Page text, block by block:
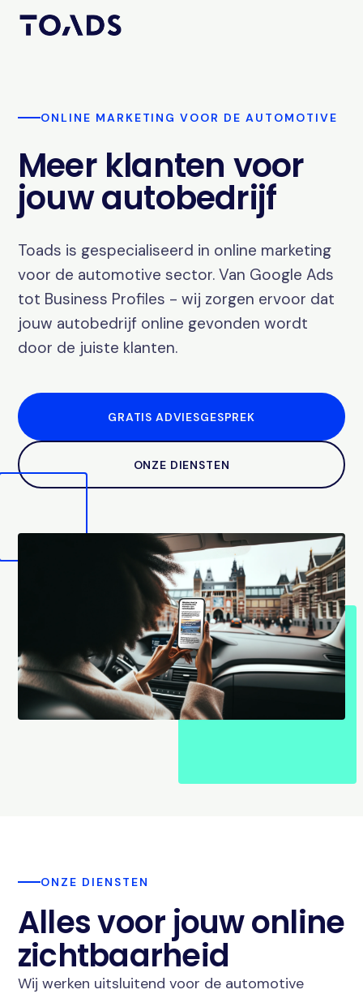
ONLINE MARKETING VOOR DE AUTOMOTIVE
Meer klanten voor
jouw autobedrijf
Toads is gespecialiseerd in online marketing
voor de automotive sector. Van Google Ads
tot Business Profiles - wij zorgen ervoor dat
jouw autobedrijf online gevonden wordt
door de juiste klanten.
GRATIS ADVIESGESPREK
ONZE DIENSTEN
ONZE DIENSTEN
Alles voor jouw online
zichtbaarheid
Wij werken uitsluitend voor de automotive